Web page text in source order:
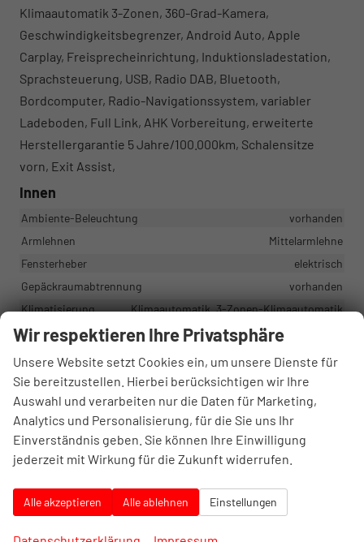
Klimaautomatik 3-Zonen, 360-Grad-Kamera,
Geschwindigkeitsbegrenzer, Android Auto, Apple
Carplay, Freisprecheinrichtung, Induktionsladestation,
Sprachsteuerung, USB, Radio DAB, Bluetooth,
Bordcomputer, Radio-Navigationssystem, variabler
Ladeboden, Full Link, AHK Vorbereitung, erweiterte
Herstellergarantie 5 Jahre/100.000km, Schalensitze
vorn, Exit Assist,
Innen
Ambiente-Beleuchtung
vorhanden
Armlehnen
Mittelarmlehne
Fensterheber
elektrisch
Gepäckraumabtrennung
vorhanden
Klimatisierung
Klimaautomatik, 3-Zonen-Klimaautomatik
Lenkrad
in Leder, höhenverstellbar, mit Multifunktionen, mit
Lenkradheizung, mit Schaltwippen
Sitze
Isofix (Kindersitzbefestigung), Rücksitzbank hinten geteilt,
Sitzheizung, Sportsitze, Isofix Beifahrersitz
Sitze: Lordosenstütze
Sitze: Verstellbarkeit
Fahrersitz
Infotainment & Kommunikation
Wir respektieren Ihre Privatsphäre
Unsere Website setzt Cookies ein, um unsere Dienste für
Sie bereitzustellen. Hierbei berücksichtigen wir Ihre
Auswahl und verarbeiten nur die Daten für Marketing,
Analytics und Personalisierung, für die Sie uns Ihr
Einverständnis geben. Sie können Ihre Einwilligung
jederzeit mit Wirkung für die Zukunft widerrufen.
Alle akzeptieren Alle ablehnen Einstellungen